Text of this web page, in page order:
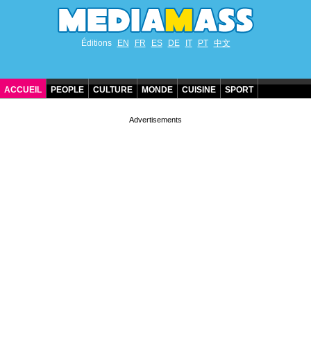
Éditions EN FR ES DE IT PT 中文
ACCUEIL PEOPLE CULTURE MONDE CUISINE SPORT